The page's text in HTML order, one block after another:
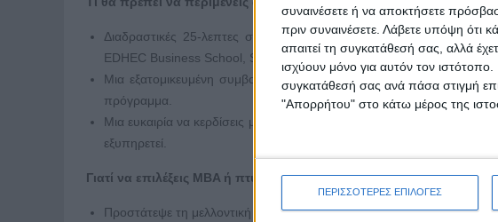
συναινέσετε ή να αποκτήσετε
πριν συναινέσετε. Λάβετε υπόψη ότι
απαιτεί τη συγκατάθεσή σας, αλλά
ισχύουν μόνο για αυτόν τον
συγκατάθεσή σας ανά πάσα στιγμή
"Απορρήτου" στο κάτω μέρος της
ΠΕΡΙΣΣΟΤΕΡΕΣ ΕΠΙΛΟΓΕΣ
Διαδραστικές 25-λεπτες συναντήσεις μέσω βίντεο με
EDHEC Business School, SDA Bocconi και πολλές ακόμα σχολές.
Μια εξατομικευμένη συμβουλευτική συζήτηση με ειδικό
πρόγραμμα.
Μια ευκαιρία να κερδίσεις μια δωρεάν επίσκεψη στις εκπαιδευτικές
εξυπηρετεί.
Γιατί να επιλέξεις MBA ή πτυχίο Master;
Προστάτεψε τη μελλοντική καριέρα σου στον χώρο των επιχειρήσεων